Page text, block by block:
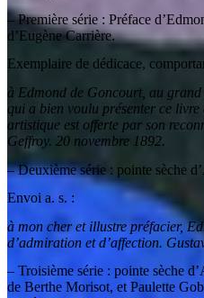
– Première série : Préface
d’Eugène Carrière.
Exemplaire de dédicace,
à Edmond de Goncourt, au
qui a bien voulu présenter ce livre
artistique est offerte par son
Geffroy. 20 novembre 1892.
– Deuxième série : pointe sèche
Envoi a. s. :
à mon cher et illustre préfacier,
d’admiration et d’affection.
– Troisième série : pointe sèche
de Berthe Morisot, et Paulette